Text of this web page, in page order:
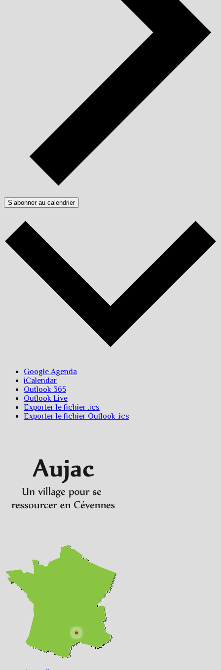
S’abonner au calendrier
Google Agenda
iCalendar
Outlook 365
Outlook Live
Exporter le fichier .ics
Exporter le fichier Outlook .ics